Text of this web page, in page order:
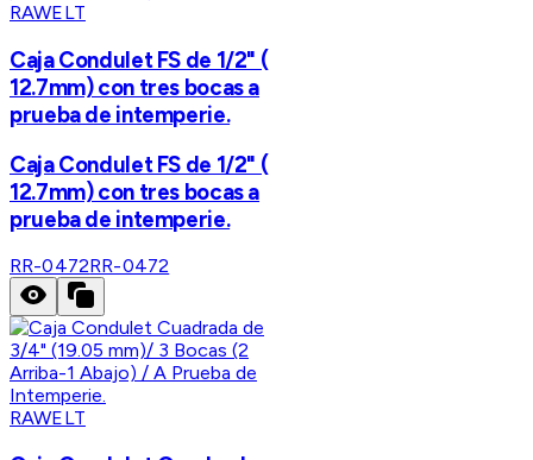
RAWELT
Caja Condulet FS de 1/2" (
12.7mm) con tres bocas a
prueba de intemperie.
Caja Condulet FS de 1/2" (
12.7mm) con tres bocas a
prueba de intemperie.
RR-0472RR-0472
RAWELT